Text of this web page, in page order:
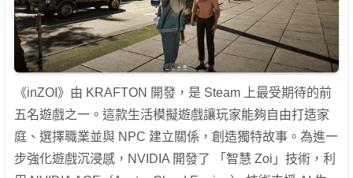
《inZOI》由 KRAFTON 開發，是 Steam 上最受期待的前
五名遊戲之一。這款生活模擬遊戲讓玩家能夠自由打造家
庭、選擇職業並與 NPC 建立關係，創造獨特故事。為進一
步強化遊戲沉浸感，NVIDIA 開發了 「智慧 Zoi」技術，利